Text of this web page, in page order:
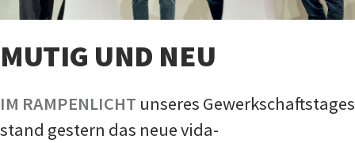
MUTIG UND NEU
IM RAMPENLICHT unseres Gewerkschaftstages
stand gestern das neue vida-